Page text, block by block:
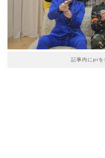
記事内にprを